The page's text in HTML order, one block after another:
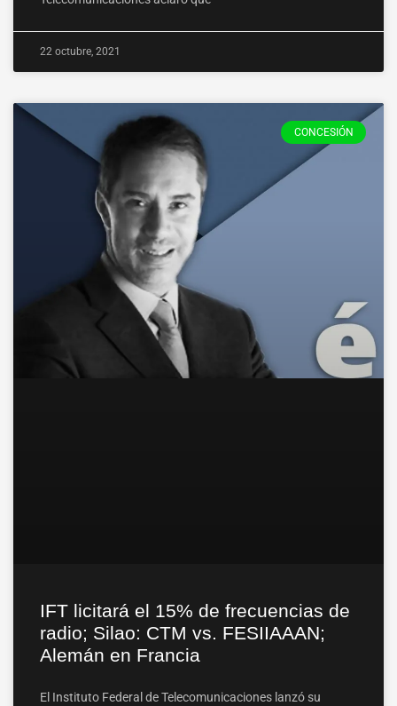
22 octubre, 2021
CONCESIÓN
IFT licitará el 15% de frecuencias de
radio; Silao: CTM vs. FESIIAAAN;
Alemán en Francia
El Instituto Federal de Telecomunicaciones lanzó su